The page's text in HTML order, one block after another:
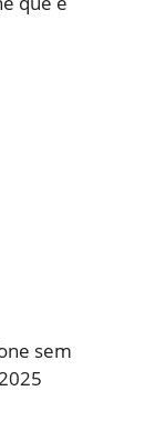
sem